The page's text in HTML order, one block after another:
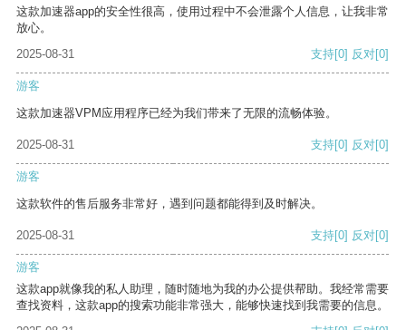
这款加速器app的安全性很高，使用过程中不会泄露个人信息，让我非常
放心。
2025-08-31
支持[0] 反对[0]
游客
这款加速器VPM应用程序已经为我们带来了无限的流畅体验。
2025-08-31 支持[0] 反对[0]
游客
这款软件的售后服务非常好，遇到问题都能得到及时解决。
2025-08-31 支持[0] 反对[0]
游客
这款app就像我的私人助理，随时随地为我的办公提供帮助。我经常需要
查找资料，这款app的搜索功能非常强大，能够快速找到我需要的信息。